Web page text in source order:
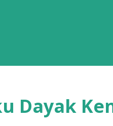
Dayak